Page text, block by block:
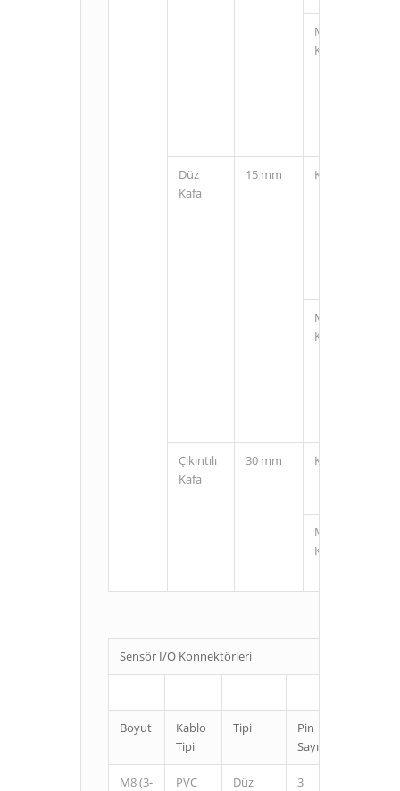
M12
Konnektörlü
Düz
Kafa
15 mm Kablolu
M12
Konnektörlü
Çıkıntılı
Kafa
30 mm Kablolu
M12
Konnektörlü
Sensör I/O Konnektörleri
Boyut
Kablo
Tipi
Tipi
Pin
Sayısı
M8 (3-
PVC Düz 3